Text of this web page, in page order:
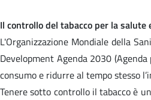
Il controllo del tabacco per la salute
L'Organizzazione Mondiale della
Development Agenda 2030
consumo e ridurre al tempo stesso
Tenere sotto controllo il tabacco è